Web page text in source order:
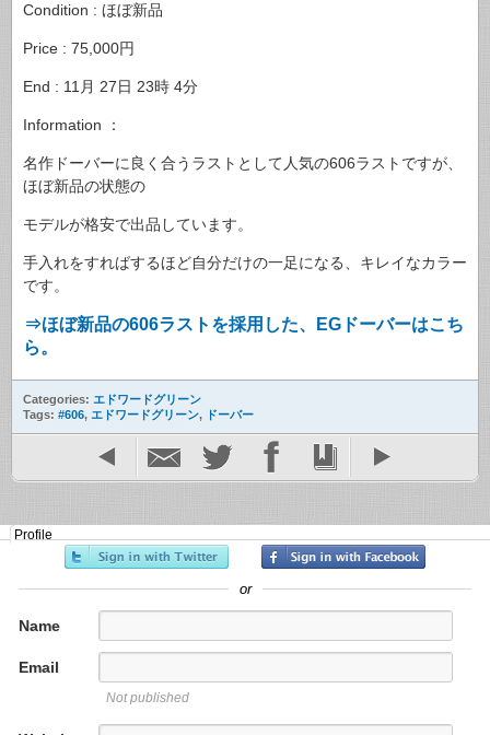
Condition : ほぼ新品
Price : 75,000円
End : 11月 27日 23時 4分
Information ：
名作ドーバーに良く合うラストとして人気の606ラストですが、
ほぼ新品の状態の
モデルが格安で出品しています。
手入れをすればするほど自分だけの一足になる、キレイなカラー
です。
⇒ほぼ新品の606ラストを採用した、EGドーバーはこち
ら。
Categories: エドワードグリーン
Tags: #606, エドワードグリーン, ドーバー
Profile
or
Name
Email
Not published